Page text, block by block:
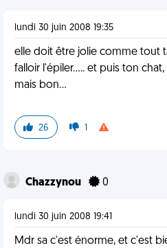
lundi 30 juin 2008 19:35
elle doit être jolie comme tout
falloir l'épiler..... et puis ton
mais bon...
26 1
Chazzynou 0
lundi 30 juin 2008 19:41
Mdr sa c'est énorme, et c'est